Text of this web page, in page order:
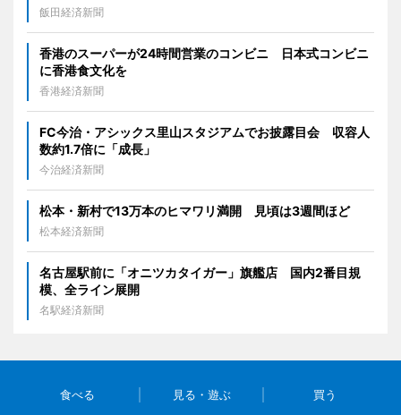
飯田経済新聞
香港のスーパーが24時間営業のコンビニ 日本式コンビニ
に香港食文化を
香港経済新聞
FC今治・アシックス里山スタジアムでお披露目会 収容人
数約1.7倍に「成長」
今治経済新聞
松本・新村で13万本のヒマワリ満開 見頃は3週間ほど
松本経済新聞
名古屋駅前に「オニツカタイガー」旗艦店 国内2番目規
模、全ライン展開
名駅経済新聞
食べる 見る・遊ぶ 買う